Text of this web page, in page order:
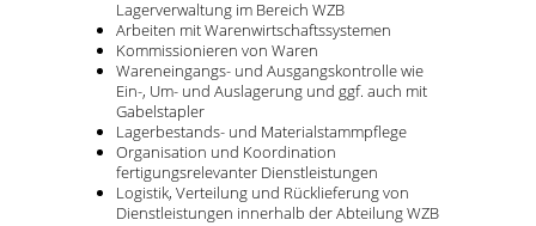
Lagerverwaltung im Bereich WZB
Arbeiten mit Warenwirtschaftssystemen
Kommissionieren von Waren
Wareneingangs- und Ausgangskontrolle wie
Ein-, Um- und Auslagerung und ggf. auch mit
Gabelstapler
Lagerbestands- und Materialstammpflege
Organisation und Koordination
fertigungsrelevanter Dienstleistungen
Logistik, Verteilung und Rücklieferung von
Dienstleistungen innerhalb der Abteilung WZB